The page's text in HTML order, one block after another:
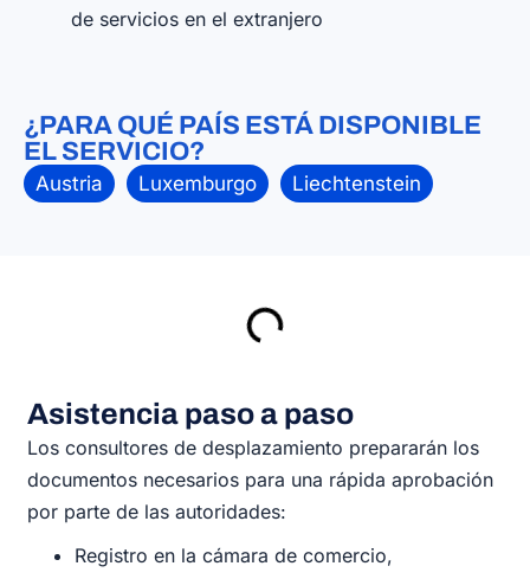
de servicios en el extranjero
¿PARA QUÉ PAÍS ESTÁ DISPONIBLE
EL SERVICIO?
Austria Luxemburgo Liechtenstein
Asistencia paso a paso
Los consultores de desplazamiento prepararán los
documentos necesarios para una rápida aprobación
por parte de las autoridades:
Registro en la cámara de comercio,